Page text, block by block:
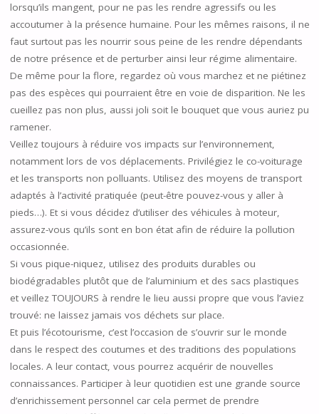
lorsqu’ils mangent, pour ne pas les rendre agressifs ou les
accoutumer à la présence humaine. Pour les mêmes raisons, il ne
faut surtout pas les nourrir sous peine de les rendre dépendants
de notre présence et de perturber ainsi leur régime alimentaire.
De même pour la flore, regardez où vous marchez et ne piétinez
pas des espèces qui pourraient être en voie de disparition. Ne les
cueillez pas non plus, aussi joli soit le bouquet que vous auriez pu
ramener.
Veillez toujours à réduire vos impacts sur l’environnement,
notamment lors de vos déplacements. Privilégiez le co-voiturage
et les transports non polluants. Utilisez des moyens de transport
adaptés à l’activité pratiquée (peut-être pouvez-vous y aller à
pieds…). Et si vous décidez d’utiliser des véhicules à moteur,
assurez-vous qu’ils sont en bon état afin de réduire la pollution
occasionnée.
Si vous pique-niquez, utilisez des produits durables ou
biodégradables plutôt que de l’aluminium et des sacs plastiques
et veillez TOUJOURS à rendre le lieu aussi propre que vous l’aviez
trouvé: ne laissez jamais vos déchets sur place.
Et puis l’écotourisme, c’est l’occasion de s’ouvrir sur le monde
dans le respect des coutumes et des traditions des populations
locales. A leur contact, vous pourrez acquérir de nouvelles
connaissances. Participer à leur quotidien est une grande source
d’enrichissement personnel car cela permet de prendre